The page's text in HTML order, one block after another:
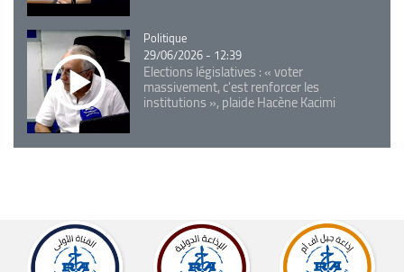
Catégorie
Politique
29/06/2026 - 12:39
Elections législatives : « voter
massivement, c'est renforcer les
institutions », plaide Hacène Kacimi